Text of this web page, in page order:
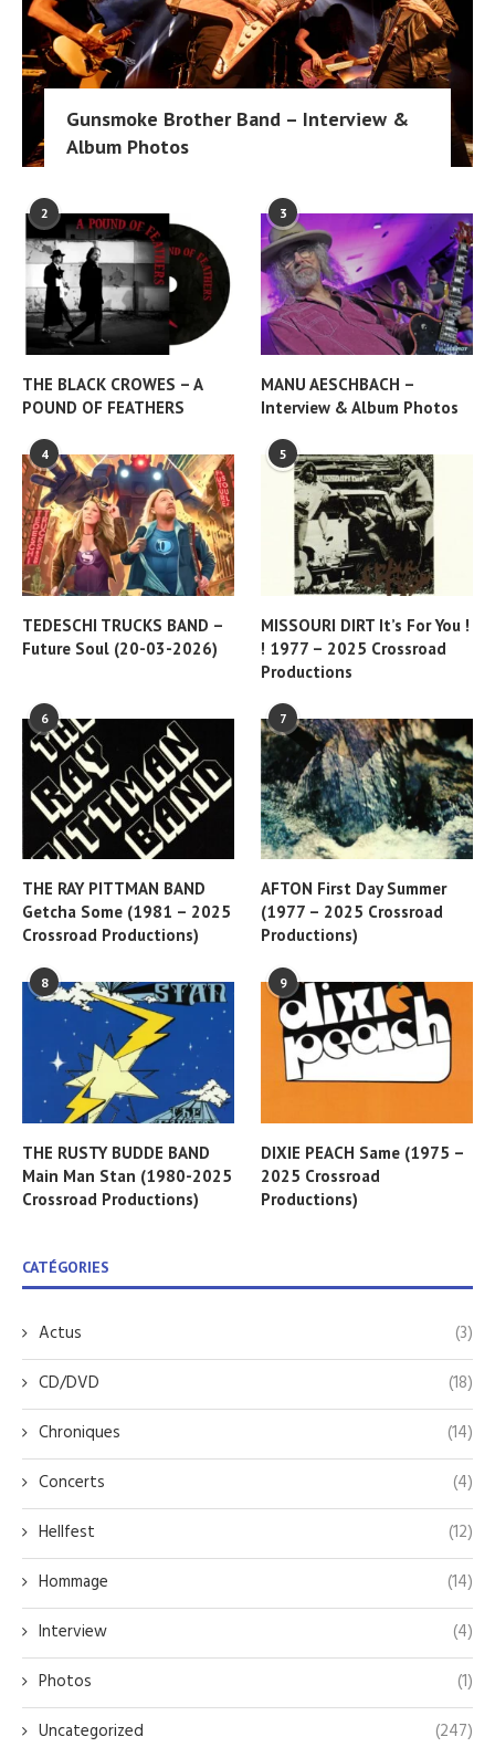
Gunsmoke Brother Band – Interview &
Album Photos
2
THE BLACK CROWES – A
POUND OF FEATHERS
3
MANU AESCHBACH –
Interview & Album Photos
4
TEDESCHI TRUCKS BAND –
Future Soul (20-03-2026)
5
MISSOURI DIRT It’s For You !
! 1977 – 2025 Crossroad
Productions
6
THE RAY PITTMAN BAND
Getcha Some (1981 – 2025
Crossroad Productions)
7
AFTON First Day Summer
(1977 – 2025 Crossroad
Productions)
8
THE RUSTY BUDDE BAND
Main Man Stan (1980-2025
Crossroad Productions)
9
DIXIE PEACH Same (1975 –
2025 Crossroad
Productions)
CATÉGORIES
Actus
(3)
CD/DVD
(18)
Chroniques
(14)
Concerts
(4)
Hellfest
(12)
Hommage
(14)
Interview
(4)
Photos
(1)
Uncategorized
(247)